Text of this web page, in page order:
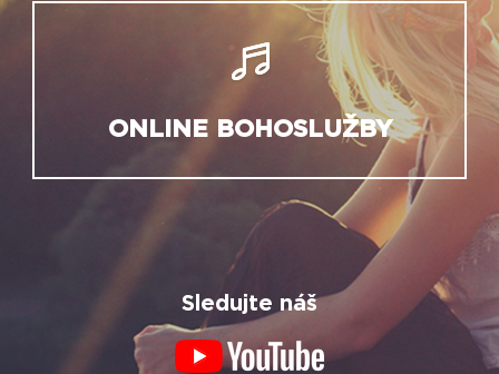
ONLINE BOHOSLUŽBY
Sledujte náš